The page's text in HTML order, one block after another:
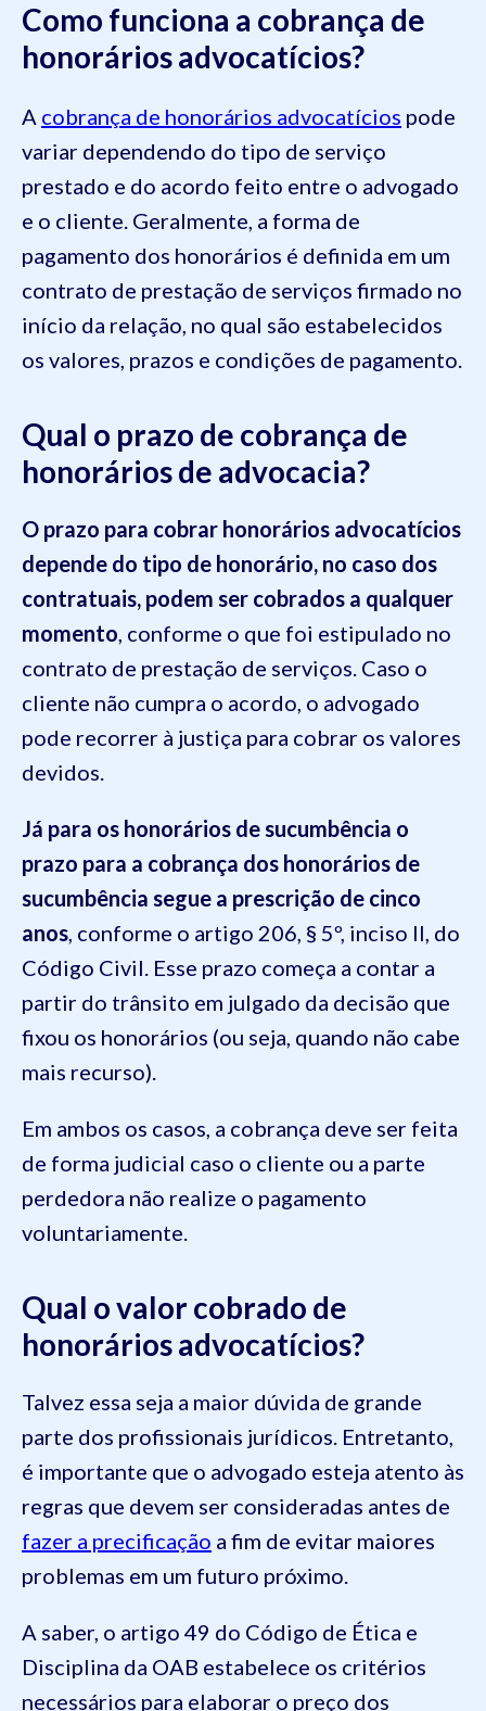
Como funciona a cobrança de
honorários advocatícios?
A cobrança de honorários advocatícios pode
variar dependendo do tipo de serviço
prestado e do acordo feito entre o advogado
e o cliente. Geralmente, a forma de
pagamento dos honorários é definida em um
contrato de prestação de serviços firmado no
início da relação, no qual são estabelecidos
os valores, prazos e condições de pagamento.
Qual o prazo de cobrança de
honorários de advocacia?
O prazo para cobrar honorários advocatícios
depende do tipo de honorário, no caso dos
contratuais, podem ser cobrados a qualquer
momento, conforme o que foi estipulado no
contrato de prestação de serviços. Caso o
cliente não cumpra o acordo, o advogado
pode recorrer à justiça para cobrar os valores
devidos.
Já para os honorários de sucumbência o
prazo para a cobrança dos honorários de
sucumbência segue a prescrição de cinco
anos, conforme o artigo 206, § 5º, inciso II, do
Código Civil. Esse prazo começa a contar a
partir do trânsito em julgado da decisão que
fixou os honorários (ou seja, quando não cabe
mais recurso).
Em ambos os casos, a cobrança deve ser feita
de forma judicial caso o cliente ou a parte
perdedora não realize o pagamento
voluntariamente.
Qual o valor cobrado de
honorários advocatícios?
Talvez essa seja a maior dúvida de grande
parte dos profissionais jurídicos. Entretanto,
é importante que o advogado esteja atento às
regras que devem ser consideradas antes de
fazer a precificação a fim de evitar maiores
problemas em um futuro próximo.
A saber, o artigo 49 do Código de Ética e
Disciplina da OAB estabelece os critérios
necessários para elaborar o preço dos